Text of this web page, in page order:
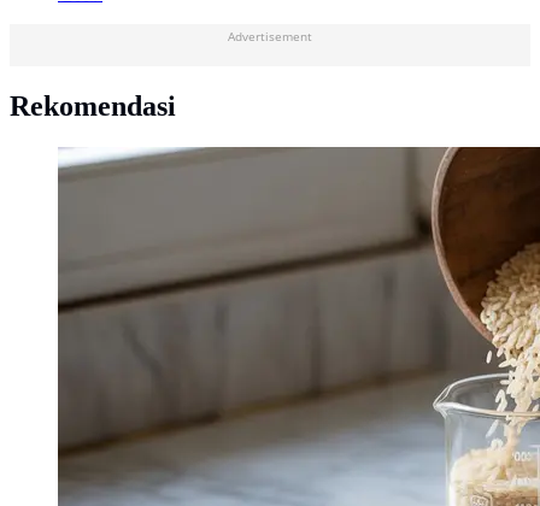
Advertisement
Rekomendasi